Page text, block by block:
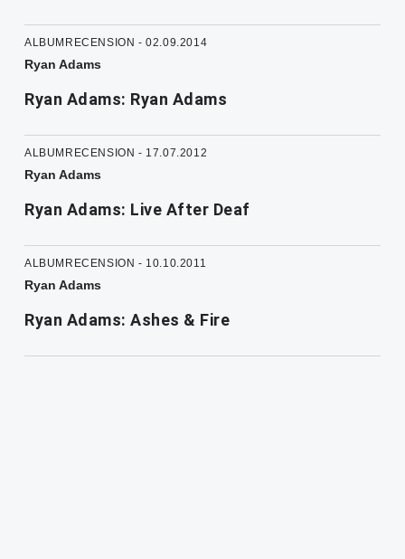
ALBUMRECENSION - 02.09.2014
Ryan Adams
Ryan Adams: Ryan Adams
ALBUMRECENSION - 17.07.2012
Ryan Adams
Ryan Adams: Live After Deaf
ALBUMRECENSION - 10.10.2011
Ryan Adams
Ryan Adams: Ashes & Fire